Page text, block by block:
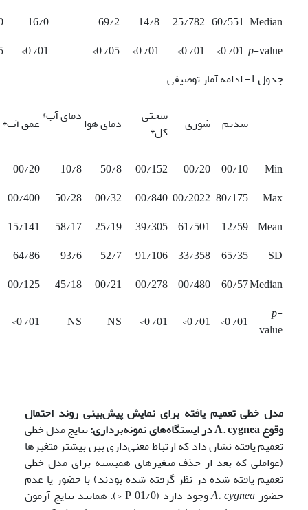
Median
60/551
25/782
14/8
69/2
16/0
p-value
01/ 0>
01/ 0>
01/ 0>
05/ 0>
01/ 0>
جدول 1- ادامه آمار توصیفی
سدیم شوری
سختی
کل*
دمای هوادمای آب*عمق آب*
Min
00/10
00/20
00/152
50/8
10/8
00/20
Max
80/175
00/2022
00/840
00/32
50/28
00/400
Mean
12/59
61/501
39/305
25/19
58/17
15/141
SD
65/35
33/358
91/106
52/7
93/6
64/86
Median
60/57
00/480
00/278
00/21
45/18
00/125
p-
value
01/ 0>
01/ 0>
01/ 0>
NS
NS
01/ 0>
مدل خطی تعمیم یافته برای نمایش پیش‌بینی روند احتمال
وقوعA. cygneaدر ایستگاه‌های نمونه‌برداری:نتایج مدل خطی
تعمیم یافته نشان داد که ارتباط معنی‌داری بین بیشتر متغیرها
(عواملی که بعد از حذف متغیرهای همبسته برای مدل خطی
تعمیم یافته شده در نظر گرفته شده بودند) با حضور یا عدم
حضور
A.cygnea وجود دارد (01/0 P
<). همانند نتایج آزمون